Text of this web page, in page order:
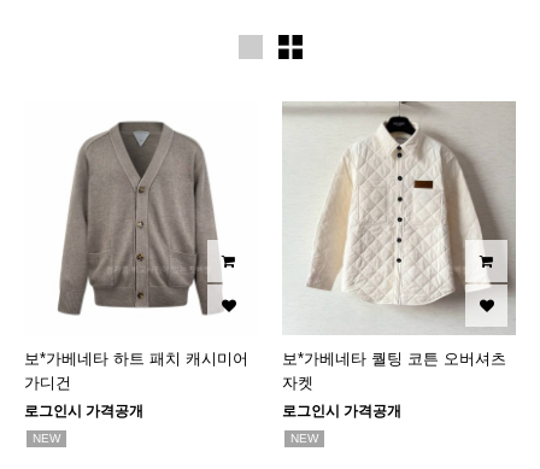
보*가베네타 하트 패치 캐시미어
가디건
로그인시 가격공개
NEW
보*가베네타 퀄팅 코튼 오버셔츠
자켓
로그인시 가격공개
NEW